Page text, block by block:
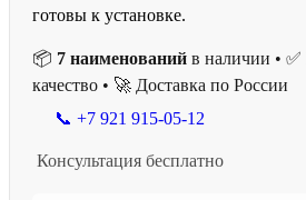
готовы к установке.
📦 7 наименований в наличии •
качество • 🚀 Доставка по России
📞 +7 921 915-05-12
Консультация бесплатно